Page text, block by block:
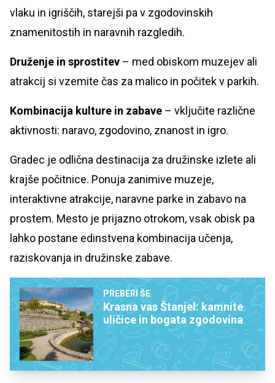
vlaku in igriščih, starejši pa v zgodovinskih
znamenitostih in naravnih razgledih.
Druženje in sprostitev – med obiskom muzejev ali
atrakcij si vzemite čas za malico in počitek v parkih.
Kombinacija kulture in zabave – vključite različne
aktivnosti: naravo, zgodovino, znanost in igro.
Gradec je odlična destinacija za družinske izlete ali
krajše počitnice. Ponuja zanimive muzeje,
interaktivne atrakcije, naravne parke in zabavo na
prostem. Mesto je prijazno otrokom, vsak obisk pa
lahko postane edinstvena kombinacija učenja,
raziskovanja in družinske zabave.
PREBERI ŠE
Krasna vas Štanjel: kamnite
uličice in bogata zgodovina